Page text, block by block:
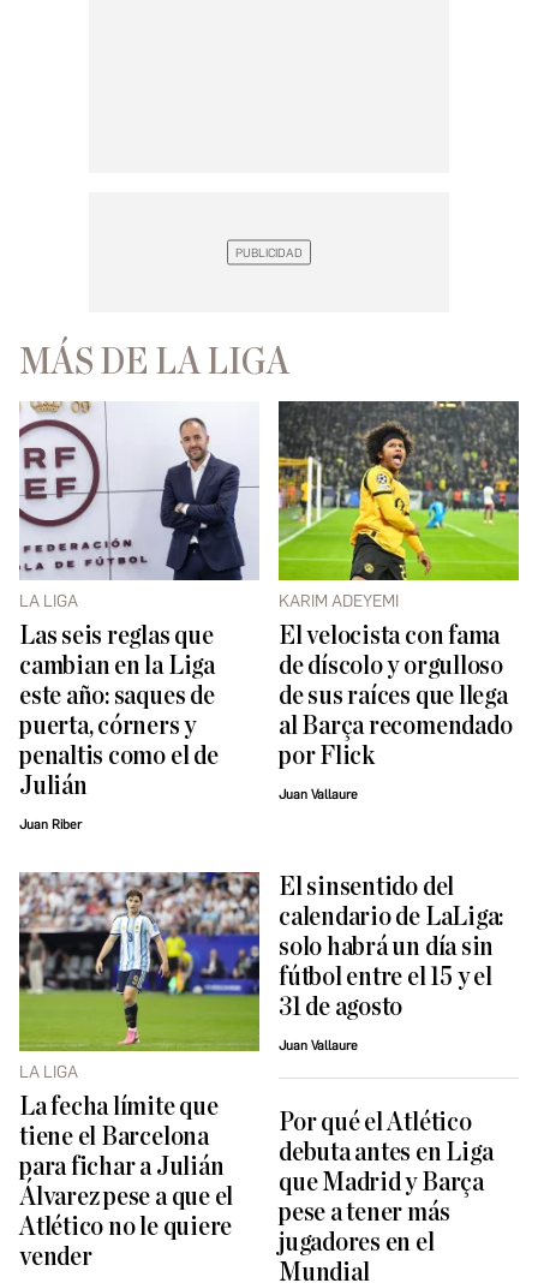
MÁS DE LA LIGA
LA LIGA
Las seis reglas que
cambian en la Liga
este año: saques de
puerta, córners y
penaltis como el de
Julián
Juan Riber
KARIM ADEYEMI
El velocista con fama
de díscolo y orgulloso
de sus raíces que llega
al Barça recomendado
por Flick
Juan Vallaure
LA LIGA
La fecha límite que
tiene el Barcelona
para fichar a Julián
Álvarez pese a que el
Atlético no le quiere
vender
El sinsentido del
calendario de LaLiga:
solo habrá un día sin
fútbol entre el 15 y el
31 de agosto
Juan Vallaure
Por qué el Atlético
debuta antes en Liga
que Madrid y Barça
pese a tener más
jugadores en el
Mundial